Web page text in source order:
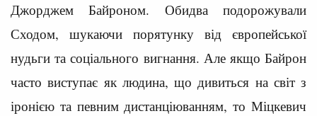
Джорджем Байроном. Обидва подорожували
Сходом, шукаючи порятунку від європейської
нудьги та соціального вигнання. Але якщо Байрон
часто виступає як людина, що дивиться на світ з
іронією та певним дистанціюванням, то Міцкевич